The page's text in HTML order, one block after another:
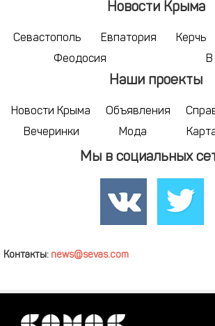
Новости Крыма
Севастополь Евпатория Керчь
Феодосия
В
Наши проекты
Новости Крыма Объявления
Вечеринки
Мода
Мы в социальных
Контакты: news@sevas.com